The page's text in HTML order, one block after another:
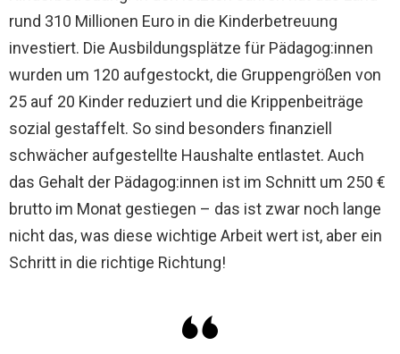
rund 310 Millionen Euro in die Kinderbetreuung
investiert. Die Ausbildungsplätze für Pädagog:innen
wurden um 120 aufgestockt, die Gruppengrößen von
25 auf 20 Kinder reduziert und die Krippenbeiträge
sozial gestaffelt. So sind besonders finanziell
schwächer aufgestellte Haushalte entlastet. Auch
das Gehalt der Pädagog:innen ist im Schnitt um 250 €
brutto im Monat gestiegen – das ist zwar noch lange
nicht das, was diese wichtige Arbeit wert ist, aber ein
Schritt in die richtige Richtung!